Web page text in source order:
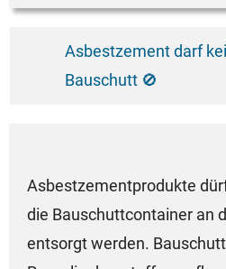
Asbestzement darf
Bauschutt 🚫
Asbestzementprodukte
die Bauschuttcontainer an
entsorgt werden.